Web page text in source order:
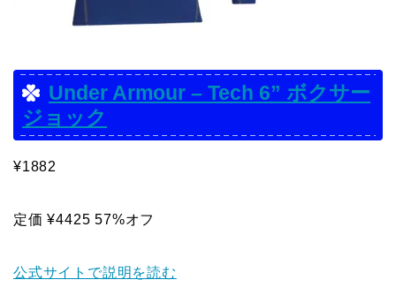
Under Armour – Tech 6” ボクサー
ジョック
¥1882
定価 ¥4425 57%オフ
公式サイトで説明を読む